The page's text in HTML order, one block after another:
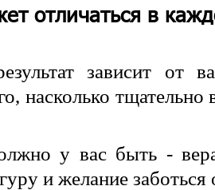
отличаться в
зависит от
насколько
у вас быть -
и желание заботься